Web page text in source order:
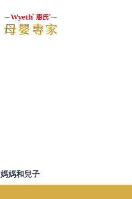
媽媽和兒子